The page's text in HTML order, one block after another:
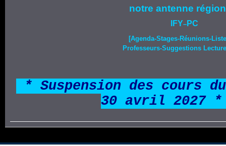
notre antenne
IFY–PC
[Agenda-Stages-Réunions-
Professeurs-Suggestions
* Suspension des cours
30 avril 2027 *